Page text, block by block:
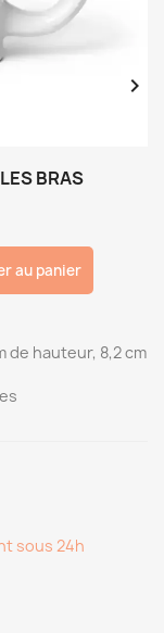

BRAS
de hauteur, 8,2 cm
au panier
sous 24h